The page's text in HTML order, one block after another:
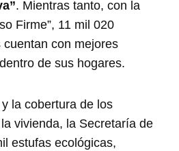
. Mientras tanto, con la
Firme”, 11 mil 020
con mejores
de sus hogares.
la cobertura de los
vivienda, la Secretaría de
estufas ecológicas,